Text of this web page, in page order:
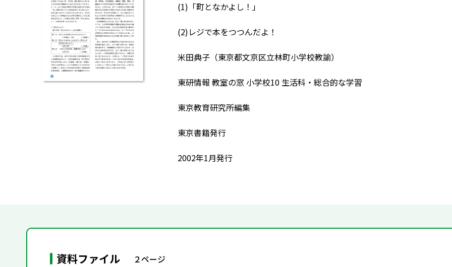
(1)「町となかよし！」
(2)レジで本をつつんだよ！
米田典子（東京都文京区立林町小学校教諭）
東研情報 教室の窓 小学校10 生活科・総合的な学習
東京教育研究所編集
東京書籍発行
2002年1月発行
資料ファイル ２ページ